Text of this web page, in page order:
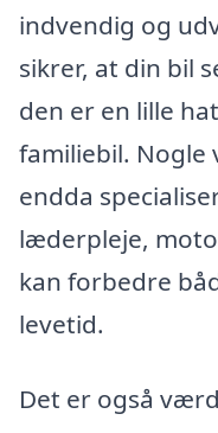
indvendig og
sikrer, at din bil
den er en lille
familiebil.
endda
læderpleje,
kan forbedre
levetid.
Det er også